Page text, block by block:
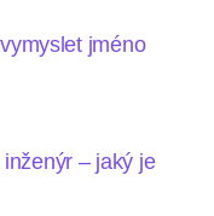
jméno
– jaký je